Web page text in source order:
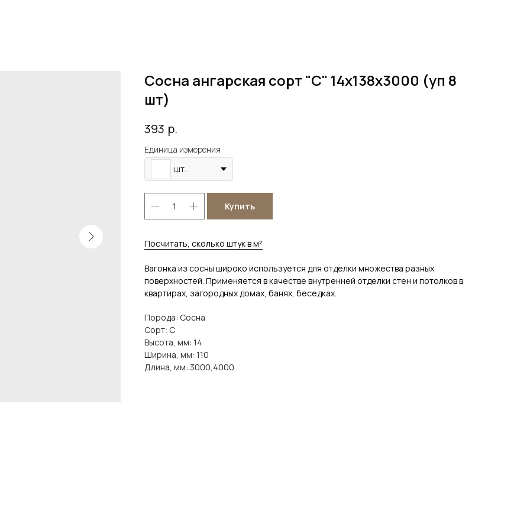
Сосна ангарская сорт "С" 14х138х3000 (уп 8
шт)
393 р.
Единица измерения
шт.
Купить
Посчитать, сколько штук в м²
Вагонка из сосны широко используется для отделки множества разных
поверхностей. Применяется в качестве внутренней отделки стен и потолков в
квартирах, загородных домах, банях, беседках.
Порода: Сосна
Сорт: С
Высота, мм: 14
Ширина, мм: 110
Длина, мм: 3000,4000